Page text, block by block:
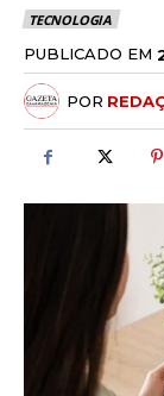
TECNOLOGIA
PUBLICADO EM
POR